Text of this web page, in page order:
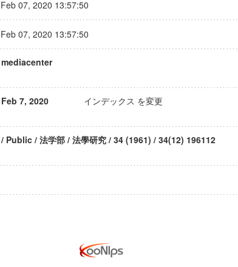
Feb 07, 2020 13:57:50
Feb 07, 2020 13:57:50
mediacenter
Feb 7, 2020 インデックス を変更
/ Public / 法学部 / 法學研究 / 34 (1961) / 34(12) 196112